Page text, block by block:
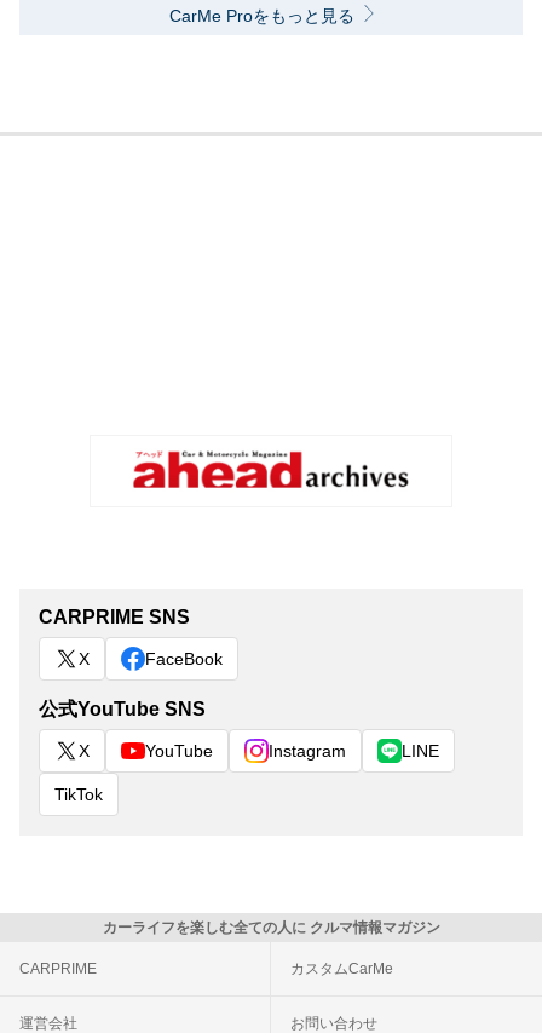
CarMe Proをもっと見る
CARPRIME SNS
X FaceBook
公式YouTube SNS
X YouTube Instagram LINE
TikTok
カーライフを楽しむ全ての人に クルマ情報マガジン
CARPRIME カスタムCarMe
運営会社 お問い合わせ